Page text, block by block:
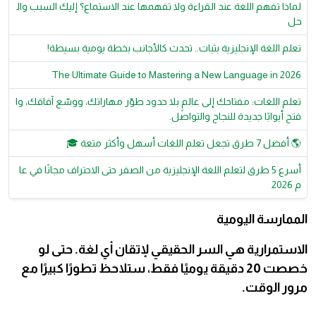
لماذا تفهم اللغة عند القراءة ولا تفهمها عند الاستماع؟ إليك السبب وال
حل
تعلم اللغة الإنجليزية بثبات.. تحدث كالأجانب بخطة يومية بسيطة!
The Ultimate Guide to Mastering a New Language in 2026
تعلم اللغات: مفتاحك إلى عالمٍ بلا حدود طوّر مهاراتك، ووسّع آفاقك، وا
فتح أبوابًا جديدة للنجاح والتواصل.
🌎 أفضل 7 طرق تجعل تعلم اللغات أسهل وأكثر متعة 🎓
أسرع 5 طرق لتعلم اللغة الإنجليزية من الصفر حتى الاحتراف مجانًا في عا
م 2026
الممارسة اليومية
الاستمرارية هي السر الحقيقي لإتقان أي لغة. حتى لو
خصصت 20 دقيقة يوميًا فقط، ستلاحظ تطورًا كبيرًا مع
مرور الوقت.